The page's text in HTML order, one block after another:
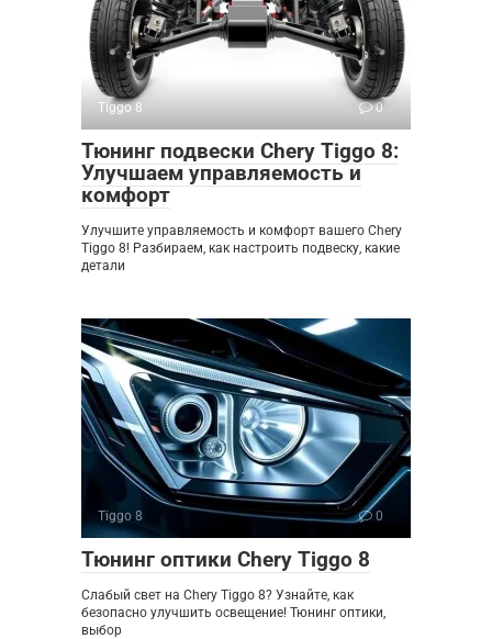
Tiggo 8 0
Тюнинг подвески Chery Tiggo 8:
Улучшаем управляемость и
комфорт
Улучшите управляемость и комфорт вашего Chery
Tiggo 8! Разбираем, как настроить подвеску, какие
детали
Tiggo 8 0
Тюнинг оптики Chery Tiggo 8
Слабый свет на Chery Tiggo 8? Узнайте, как
безопасно улучшить освещение! Тюнинг оптики,
выбор